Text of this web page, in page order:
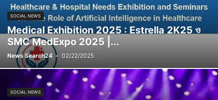
SOCIAL NEWS
Medical Exhibition 2025 : Estrella 2K25 ও
SMC MedExpo 2025 |...
News Search24 - 02/22/2025
SOCIAL NEWS